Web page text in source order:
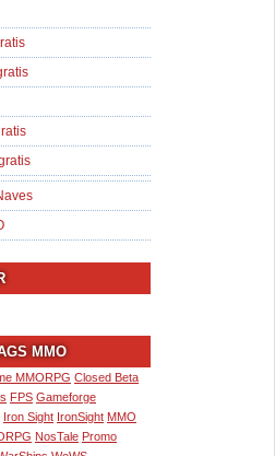
MMO
MMORPG Closed Beta
FPS Gameforge
Iron Sight IronSight MMO
NosTale Promo